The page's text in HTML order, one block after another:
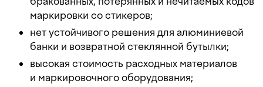
маркировки со стикеров;
нет устойчивого решения для алюминиевой
банки и возвратной стеклянной бутылки;
высокая стоимость расходных материалов
и маркировочного оборудования;